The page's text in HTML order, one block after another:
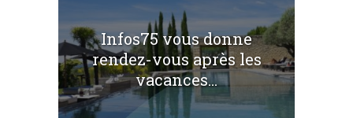
Infos75 vous donne
rendez-vous après les
vacances...